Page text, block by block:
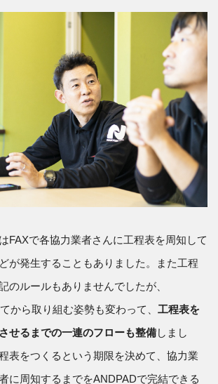
FAXで各協力業者さんに工程表を周知して
が発生することもありました。また工程
のルールもありませんでしたが、
から取り組む姿勢も変わって、 工程表を
せるまでの一連のフローも整備しまし
表をつくるという期限を決めて、協力業
に周知するまでをANDPADで完結できる